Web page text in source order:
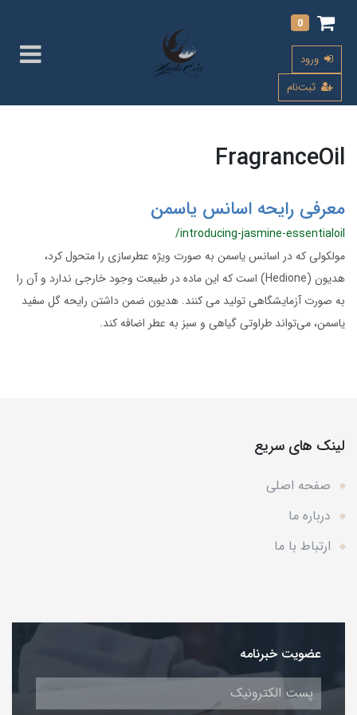
0
ورود
ثبت‌نام
FragranceOil
معرفی رایحه اسانس یاسمن
/introducing-jasmine-essentialoil
مولکولی که در اسانس یاسمن به صورت ویژه عطرسازی را متحول کرد،
هدیون (Hedione) است که این ماده در طبیعت وجود خارجی ندارد و آن‌ را
به صورت آزمایشگاهی تولید می کنند. هدیون ضمن داشتن رایحه گل سفید
یاسمن، می‌تواند طراوتی گیاهی و سبز به عطر اضافه کند.
لینک های سریع
صفحه اصلی
درباره ما
ارتباط با ما
عضویت خبرنامه